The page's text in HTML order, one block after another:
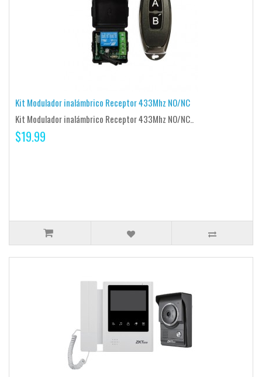
Kit Modulador inalámbrico Receptor 433Mhz NO/NC
Kit Modulador inalámbrico Receptor 433Mhz NO/NC..
$19.99